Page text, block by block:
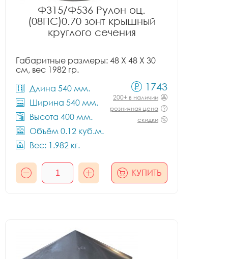
Ф315/Ф536 Рулон оц.
(08ПС)0.70 зонт крышный
круглого сечения
Габаритные размеры: 48 X 48 X 30
см, вес 1982 гр.
Длина 540 мм.
Ширина 540 мм.
Высота 400 мм.
Объём 0.12 куб.м.
Вес: 1.982 кг.
1743
200+ в наличии
розничная цена
скидки
КУПИТЬ